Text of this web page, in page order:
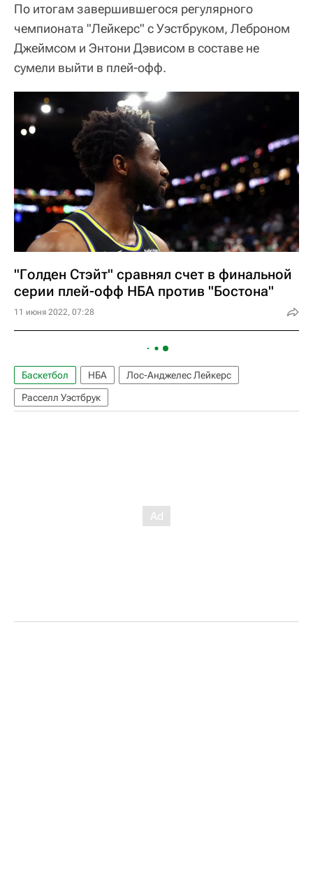
По итогам завершившегося регулярного
чемпионата "Лейкерс" с Уэстбруком, Леброном
Джеймсом и Энтони Дэвисом в составе не
сумели выйти в плей-офф.
"Голден Стэйт" сравнял счет в финальной
серии плей-офф НБА против "Бостона"
11 июня 2022, 07:28
Баскетбол НБА
Лос-Анджелес Лейкерс
Расселл Уэстбрук